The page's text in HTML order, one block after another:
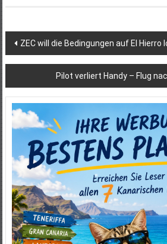
Beitragsnavigation
ZEC will die Bedingungen auf El Hierro
Pilot verliert Handy – Flug